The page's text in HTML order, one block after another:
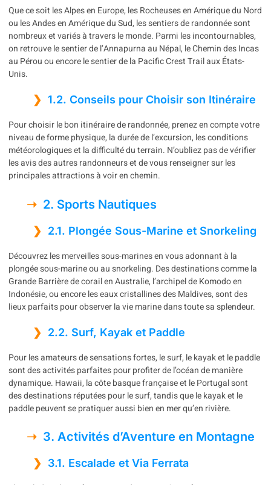
Que ce soit les Alpes en Europe, les Rocheuses en Amérique du Nord
ou les Andes en Amérique du Sud, les sentiers de randonnée sont
nombreux et variés à travers le monde. Parmi les incontournables,
on retrouve le sentier de l’Annapurna au Népal, le Chemin des Incas
au Pérou ou encore le sentier de la Pacific Crest Trail aux États-
Unis.
1.2. Conseils pour Choisir son Itinéraire
Pour choisir le bon itinéraire de randonnée, prenez en compte votre
niveau de forme physique, la durée de l’excursion, les conditions
météorologiques et la difficulté du terrain. N’oubliez pas de vérifier
les avis des autres randonneurs et de vous renseigner sur les
principales attractions à voir en chemin.
2. Sports Nautiques
2.1. Plongée Sous-Marine et Snorkeling
Découvrez les merveilles sous-marines en vous adonnant à la
plongée sous-marine ou au snorkeling. Des destinations comme la
Grande Barrière de corail en Australie, l’archipel de Komodo en
Indonésie, ou encore les eaux cristallines des Maldives, sont des
lieux parfaits pour observer la vie marine dans toute sa splendeur.
2.2. Surf, Kayak et Paddle
Pour les amateurs de sensations fortes, le surf, le kayak et le paddle
sont des activités parfaites pour profiter de l’océan de manière
dynamique. Hawaii, la côte basque française et le Portugal sont
des destinations réputées pour le surf, tandis que le kayak et le
paddle peuvent se pratiquer aussi bien en mer qu’en rivière.
3. Activités d’Aventure en Montagne
3.1. Escalade et Via Ferrata